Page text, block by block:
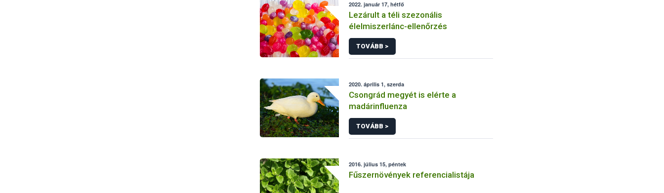
2022. január 17, hétfő
Lezárult a téli szezonális
élelmiszerlánc-ellenőrzés
TOVÁBB >
2020. április 1, szerda
Csongrád megyét is elérte a
madárinfluenza
TOVÁBB >
2016. július 15, péntek
Fűszernövények referencialistája